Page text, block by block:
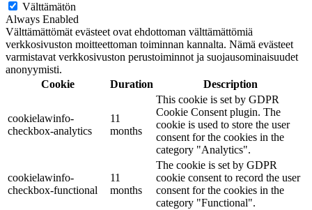
Välttämätön
Always Enabled
Välttämättömät evästeet ovat ehdottoman välttämättömiä
verkkosivuston moitteettoman toiminnan kannalta. Nämä evästeet
varmistavat verkkosivuston perustoiminnot ja suojausominaisuudet
anonyymisti.
Cookie
Duration Description
cookielawinfo-
checkbox-analytics
11
months
This cookie is set by GDPR
Cookie Consent plugin. The
cookie is used to store the user
consent for the cookies in the
category "Analytics".
cookielawinfo-
checkbox-functional
11
months
The cookie is set by GDPR
cookie consent to record the user
consent for the cookies in the
category "Functional".